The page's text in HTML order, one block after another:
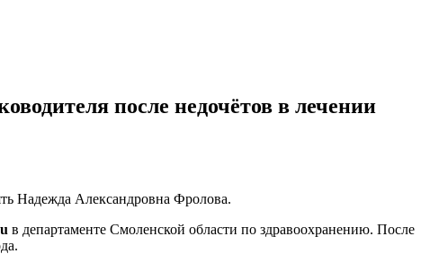
после недочётов в лечении
Надежда Александровна Фролова.
в департаменте Смоленской области по здравоохранению. После